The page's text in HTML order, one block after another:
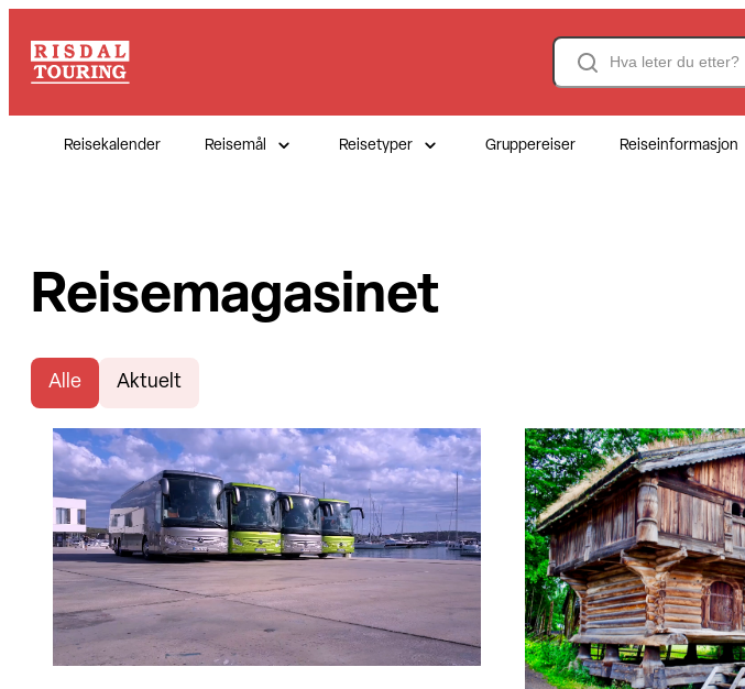
Search
Reisekalender Reisemål Reisetyper Gruppereiser Reiseinformasjon
Reisemagasinet
Alle Aktuelt